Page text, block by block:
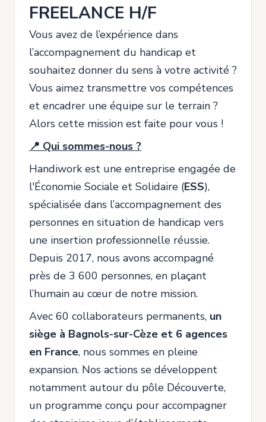
FREELANCE H/F
Vous avez de l’expérience dans
l’accompagnement du handicap et
souhaitez donner du sens à votre activité ?
Vous aimez transmettre vos compétences
et encadrer une équipe sur le terrain ?
Alors cette mission est faite pour vous !
📍 Qui sommes-nous ?
Handiwork est une entreprise engagée de
l'Économie Sociale et Solidaire (ESS),
spécialisée dans l’accompagnement des
personnes en situation de handicap vers
une insertion professionnelle réussie.
Depuis 2017, nous avons accompagné
près de 3 600 personnes, en plaçant
l’humain au cœur de notre mission.
Avec 60 collaborateurs permanents, un
siège à Bagnols-sur-Cèze et 6 agences
en France, nous sommes en pleine
expansion. Nos actions se développent
notamment autour du pôle Découverte,
un programme conçu pour accompagner